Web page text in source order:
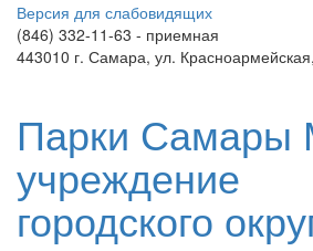
Версия для слабовидящих
(846) 332-11-63 - приемная
443010 г. Самара, ул.
Парки Самары
учреждение
городского